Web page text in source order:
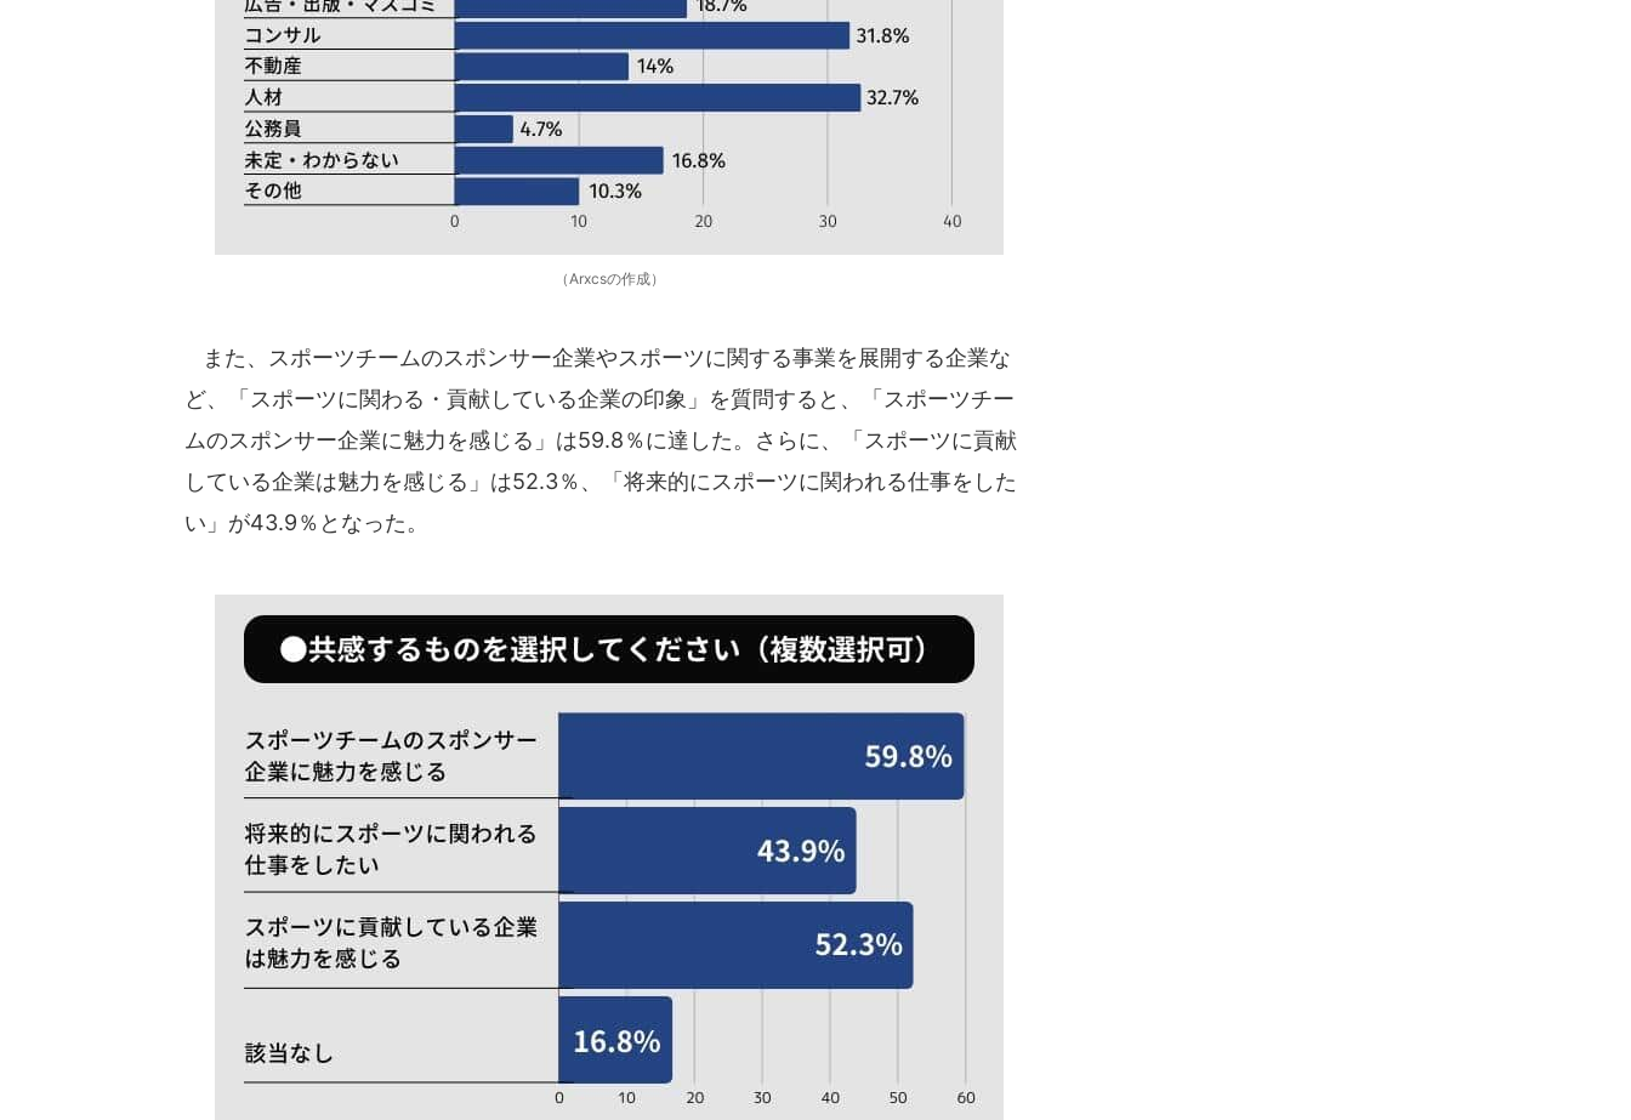
（Arxcsの作成）
また、スポーツチームのスポンサー企業やスポーツに関する事業を展開する企業な
ど、「スポーツに関わる・貢献している企業の印象」を質問すると、「スポーツチー
ムのスポンサー企業に魅力を感じる」は59.8％に達した。さらに、「スポーツに貢献
している企業は魅力を感じる」は52.3％、「将来的にスポーツに関われる仕事をした
い」が43.9％となった。